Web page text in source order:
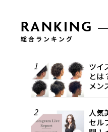
RANKING
総合ランキング
1
ツイ
とは
メン
2
人気
セル